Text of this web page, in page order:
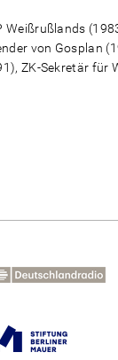
Weißrußlands
von Gosplan
ZK-Sekretär für